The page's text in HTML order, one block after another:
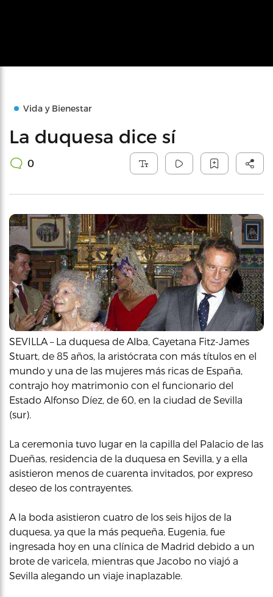
Vida y Bienestar
La duquesa dice sí
0
SEVILLA – La duquesa de Alba, Cayetana Fitz-James
Stuart, de 85 años, la aristócrata con más títulos en el
mundo y una de las mujeres más ricas de España,
contrajo hoy matrimonio con el funcionario del
Estado Alfonso Díez, de 60, en la ciudad de Sevilla
(sur).
La ceremonia tuvo lugar en la capilla del Palacio de las
Dueñas, residencia de la duquesa en Sevilla, y a ella
asistieron menos de cuarenta invitados, por expreso
deseo de los contrayentes.
A la boda asistieron cuatro de los seis hijos de la
duquesa, ya que la más pequeña, Eugenia, fue
ingresada hoy en una clínica de Madrid debido a un
brote de varicela, mientras que Jacobo no viajó a
Sevilla alegando un viaje inaplazable.